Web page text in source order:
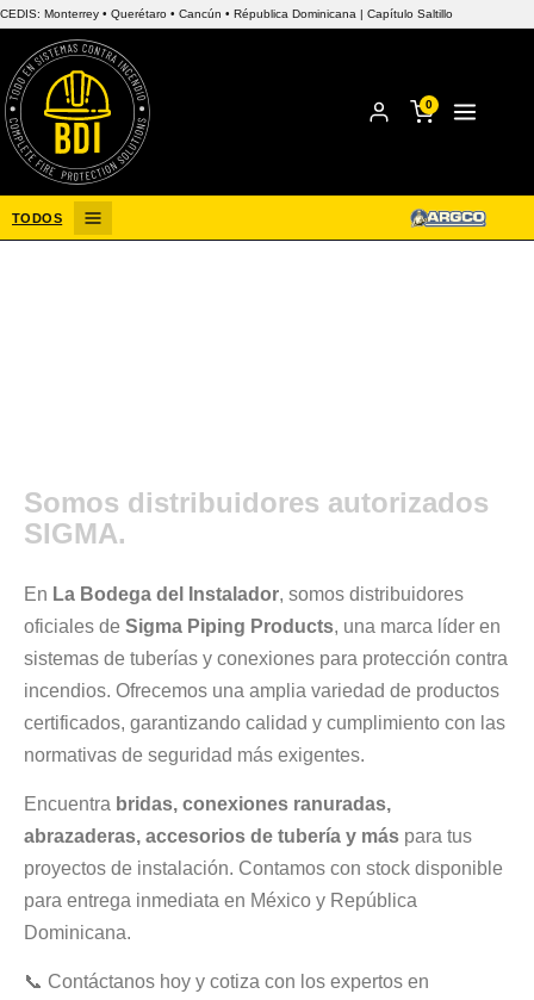
CEDIS: Monterrey • Querétaro • Cancún • Républica Dominicana | Capítulo Saltillo
0
Menú
TODOS
Somos distribuidores autorizados
SIGMA.
En La Bodega del Instalador, somos distribuidores
oficiales de Sigma Piping Products, una marca líder en
sistemas de tuberías y conexiones para protección contra
incendios. Ofrecemos una amplia variedad de productos
certificados, garantizando calidad y cumplimiento con las
normativas de seguridad más exigentes.
Encuentra bridas, conexiones ranuradas,
abrazaderas, accesorios de tubería y más para tus
proyectos de instalación. Contamos con stock disponible
para entrega inmediata en México y República
Dominicana.
📞 Contáctanos hoy y cotiza con los expertos en